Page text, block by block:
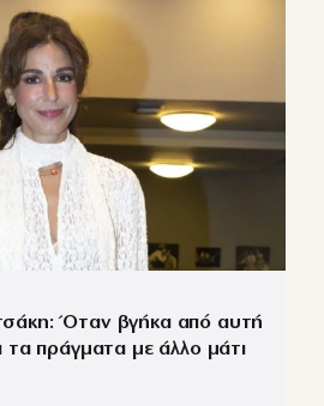
Όταν βγήκα από αυτή
τα πράγματα με άλλο μάτι